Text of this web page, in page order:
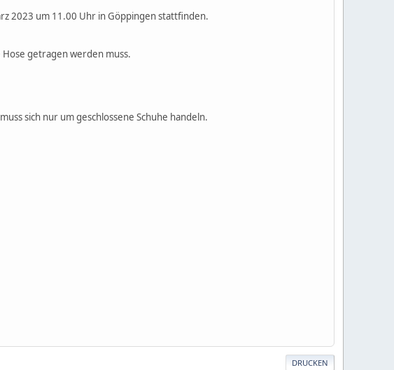
2023 um 11.00 Uhr in Göppingen stattfinden.
getragen werden muss.
sich nur um geschlossene Schuhe handeln.
DRUCKEN